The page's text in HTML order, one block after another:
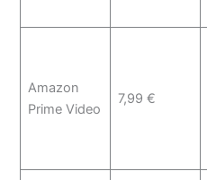
Amazon
Prime Video
7,99 €